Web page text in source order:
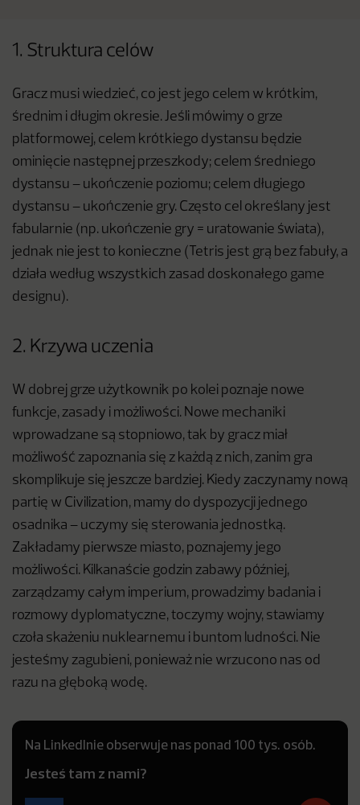
1. Struktura celów
Gracz musi wiedzieć, co jest jego celem w krótkim,
średnim i długim okresie. Jeśli mówimy o grze
platformowej, celem krótkiego dystansu będzie
ominięcie następnej przeszkody; celem średniego
dystansu – ukończenie poziomu; celem długiego
dystansu – ukończenie gry. Często cel określany jest
fabularnie (np. ukończenie gry = uratowanie świata),
jednak nie jest to konieczne (Tetris jest grą bez fabuły, a
działa według wszystkich zasad doskonałego game
designu).
2. Krzywa uczenia
W dobrej grze użytkownik po kolei poznaje nowe
funkcje, zasady i możliwości. Nowe mechaniki
wprowadzane są stopniowo, tak by gracz miał
możliwość zapoznania się z każdą z nich, zanim gra
skomplikuje się jeszcze bardziej. Kiedy zaczynamy nową
partię w Civilization, mamy do dyspozycji jednego
osadnika – uczymy się sterowania jednostką.
Zakładamy pierwsze miasto, poznajemy jego
możliwości. Kilkanaście godzin zabawy później,
zarządzamy całym imperium, prowadzimy badania i
rozmowy dyplomatyczne, toczymy wojny, stawiamy
czoła skażeniu nuklearnemu i buntom ludności. Nie
jesteśmy zagubieni, ponieważ nie wrzucono nas od
razu na głęboką wodę.
Na LinkedInie obserwuje nas ponad 100 tys. osób.
Jesteś tam z nami?